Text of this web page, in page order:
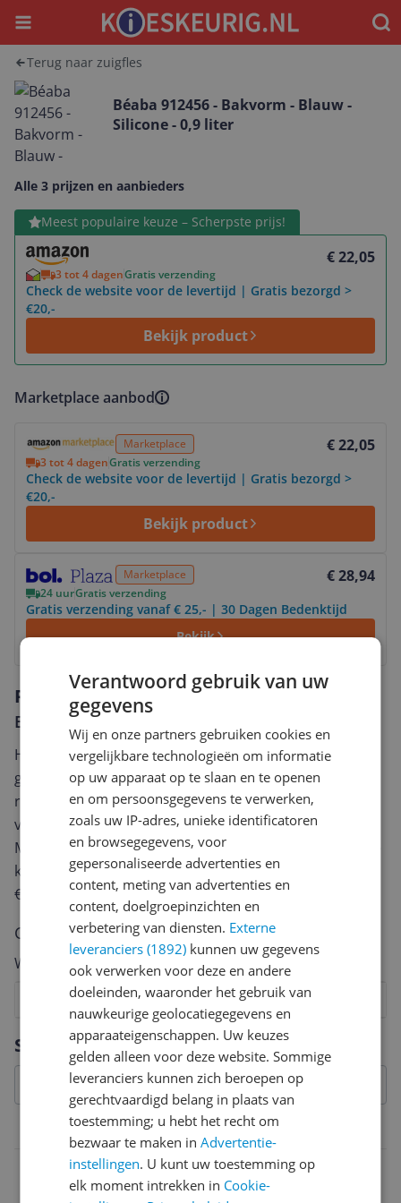
Menu
Terug naar zuigfles
Béaba 912456 - Bakvorm - Blauw -
Silicone - 0,9 liter
Alle 3 prijzen en aanbieders
Meest populaire keuze – Scherpste prijs!
€ 22,05
3 tot 4 dagenGratis verzending
Check de website voor de levertijd | Gratis bezorgd >
€20,-
Bekijk product
Bekijk product
Marketplace aanbod
Marketplace € 22,05
3 tot 4 dagenGratis verzending
Check de website voor de levertijd | Gratis bezorgd >
€20,-
Bekijk product
Marketplace € 28,94
24 uurGratis verzending
Gratis verzending vanaf € 25,- | 30 Dagen Bedenktijd
Bekijk
Specificaties
Belangrijkste kenmerken
Reviews
Er zijn nog geen reviews geschreven
Heb jij dit product in bezit en wil je graag je mening
geven? Start dan hieronder met het schrijven van je
review. Afhankelijk van de details duurt het schrijven
van een review gemiddeld tussen de 3 en 10 minuten.
Met jouw mening help je andere bezoekers een betere
keuze te maken én maak je iedere maand kans op
€250,-!
Klik hier voor de actievoorwaarden.
Cijfer
Welk cijfer geef jij dit product?
8
7
6
5
4
3
2
Vraag 1 van 4
Verantwoord gebruik van uw
gegevens
Wij en onze partners gebruiken cookies en
vergelijkbare technologieën om informatie
op uw apparaat op te slaan en te openen
en om persoonsgegevens te verwerken,
zoals uw IP-adres, unieke identificatoren
en browsegegevens, voor
gepersonaliseerde advertenties en
content, meting van advertenties en
content, doelgroepinzichten en
verbetering van diensten. Externe
leveranciers (1892) kunnen uw gegevens
ook verwerken voor deze en andere
doeleinden, waaronder het gebruik van
nauwkeurige geolocatiegegevens en
apparaateigenschappen. Uw keuzes
gelden alleen voor deze website. Sommige
leveranciers kunnen zich beroepen op
gerechtvaardigd belang in plaats van
toestemming; u hebt het recht om
bezwaar te maken inAdvertentie-
instellingen. U kunt uw toestemming op
elk moment intrekken in Cookie-